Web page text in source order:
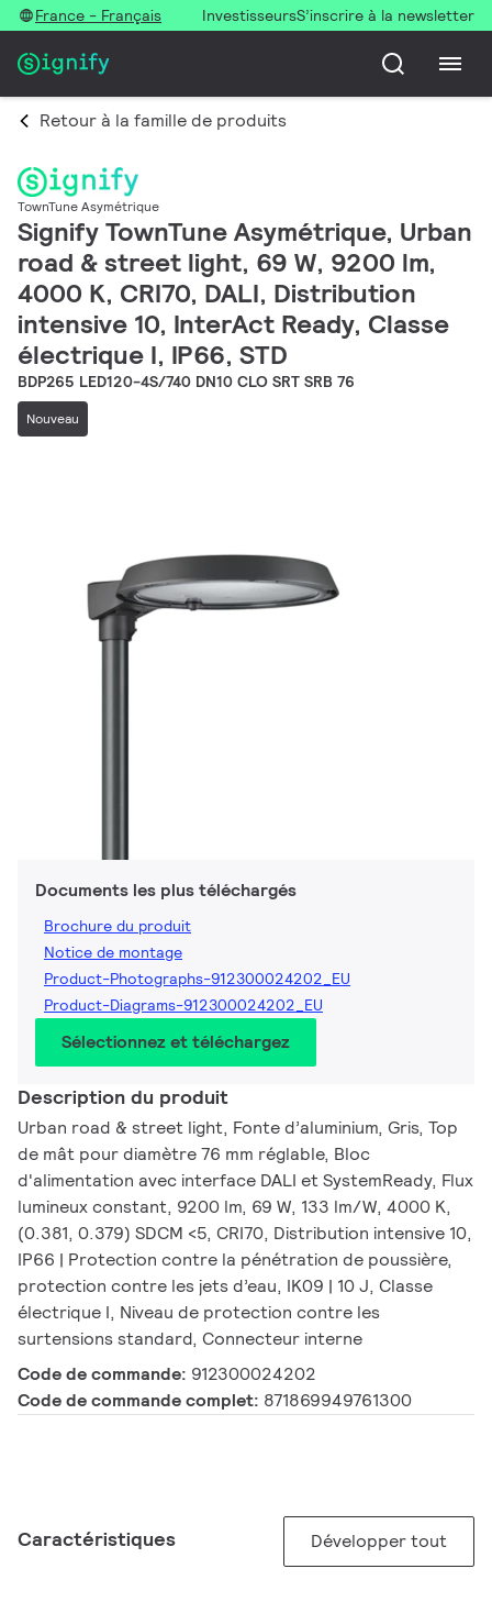
France - Français InvestisseursS’inscrire à la newsletter
Retour à la famille de produits
TownTune Asymétrique
Signify TownTune Asymétrique, Urban
road & street light, 69 W, 9200 lm,
4000 K, CRI70, DALI, Distribution
intensive 10, InterAct Ready, Classe
électrique I, IP66, STD
BDP265 LED120-4S/740 DN10 CLO SRT SRB 76
Nouveau
Documents les plus téléchargés
Brochure du produit
Notice de montage
Product-Photographs-912300024202_EU
Product-Diagrams-912300024202_EU
Sélectionnez et téléchargez
Description du produit
Urban road & street light, Fonte d’aluminium, Gris, Top
de mât pour diamètre 76 mm réglable, Bloc
d'alimentation avec interface DALI et SystemReady, Flux
lumineux constant, 9200 lm, 69 W, 133 lm/W, 4000 K,
(0.381, 0.379) SDCM <5, CRI70, Distribution intensive 10,
IP66 | Protection contre la pénétration de poussière,
protection contre les jets d’eau, IK09 | 10 J, Classe
électrique I, Niveau de protection contre les
surtensions standard, Connecteur interne
Code de commande: 912300024202
Code de commande complet: 871869949761300
Caractéristiques Développer tout